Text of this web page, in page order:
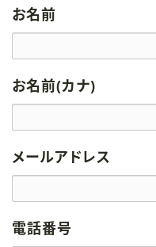
お名前
お名前(カナ)
メールアドレス
電話番号